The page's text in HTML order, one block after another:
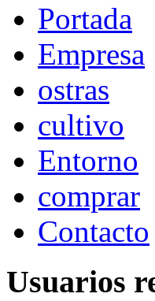
Portada
Empresa
ostras
cultivo
Entorno
comprar
Contacto
Usuarios